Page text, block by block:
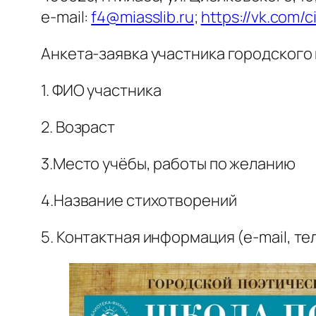
е-mail:f4@miasslib.ru; https://vk.com/
Анкета-заявка участника
1. ФИО участника
2. Возраст
3.Место учёбы, работы по желанию
4.Название стихотворений
5. Контактная информация (e-mail,